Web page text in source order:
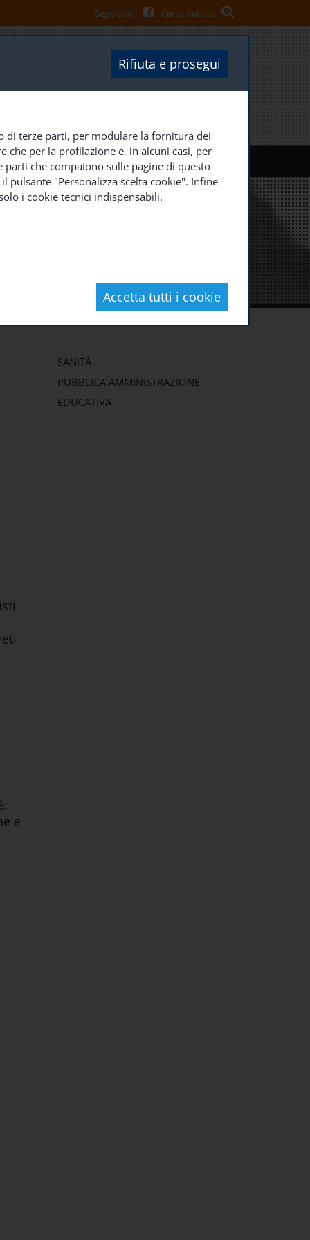
ACCEDI SOCIETÀ TRASPARENTE
Seguici su: Cerca nel sito
e
SANITÀ
PUBBLICA AMMINISTRAZIONE
EDUCATIVA
Rifiuta e prosegui
di terze parti, per modulare la fornitura dei
che per la profilazione e, in alcuni casi, per
che compaiono sulle pagine di questo
"Personalizza scelta cookie". Infine
i cookie tecnici indispensabili.
Accetta tutti i cookie